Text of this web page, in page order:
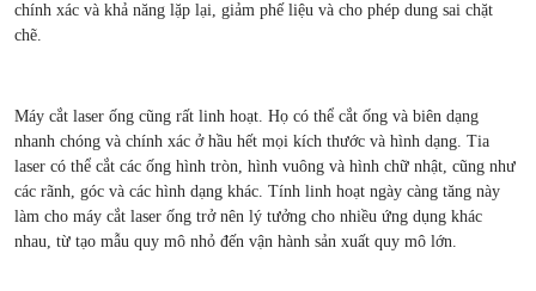
chính xác và khả năng lặp lại, giảm phế liệu và cho phép dung sai chặt
chẽ.
Máy cắt laser ống cũng rất linh hoạt. Họ có thể cắt ống và biên dạng
nhanh chóng và chính xác ở hầu hết mọi kích thước và hình dạng. Tia
laser có thể cắt các ống hình tròn, hình vuông và hình chữ nhật, cũng như
các rãnh, góc và các hình dạng khác. Tính linh hoạt ngày càng tăng này
làm cho máy cắt laser ống trở nên lý tưởng cho nhiều ứng dụng khác
nhau, từ tạo mẫu quy mô nhỏ đến vận hành sản xuất quy mô lớn.